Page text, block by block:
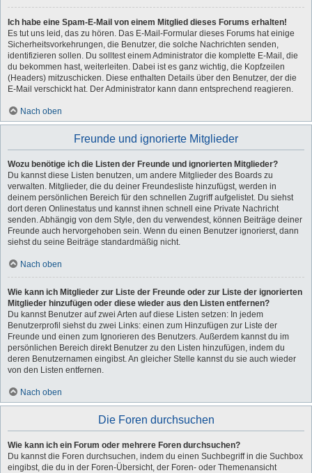
Ich habe eine Spam-E-Mail von einem Mitglied dieses Forums erhalten!
Es tut uns leid, das zu hören. Das E-Mail-Formular dieses Forums hat einige
Sicherheitsvorkehrungen, die Benutzer, die solche Nachrichten senden,
identifizieren sollen. Du solltest einem Administrator die komplette E-Mail, die
du bekommen hast, weiterleiten. Dabei ist es ganz wichtig, die Kopfzeilen
(Headers) mitzuschicken. Diese enthalten Details über den Benutzer, der die
E-Mail verschickt hat. Der Administrator kann dann entsprechend reagieren.
Nach oben
Freunde und ignorierte Mitglieder
Wozu benötige ich die Listen der Freunde und ignorierten Mitglieder?
Du kannst diese Listen benutzen, um andere Mitglieder des Boards zu
verwalten. Mitglieder, die du deiner Freundesliste hinzufügst, werden in
deinem persönlichen Bereich für den schnellen Zugriff aufgelistet. Du siehst
dort deren Onlinestatus und kannst ihnen schnell eine Private Nachricht
senden. Abhängig von dem Style, den du verwendest, können Beiträge deiner
Freunde auch hervorgehoben sein. Wenn du einen Benutzer ignorierst, dann
siehst du seine Beiträge standardmäßig nicht.
Nach oben
Wie kann ich Mitglieder zur Liste der Freunde oder zur Liste der ignorierten
Mitglieder hinzufügen oder diese wieder aus den Listen entfernen?
Du kannst Benutzer auf zwei Arten auf diese Listen setzen: In jedem
Benutzerprofil siehst du zwei Links: einen zum Hinzufügen zur Liste der
Freunde und einen zum Ignorieren des Benutzers. Außerdem kannst du im
persönlichen Bereich direkt Benutzer zu den Listen hinzufügen, indem du
deren Benutzernamen eingibst. An gleicher Stelle kannst du sie auch wieder
von den Listen entfernen.
Nach oben
Die Foren durchsuchen
Wie kann ich ein Forum oder mehrere Foren durchsuchen?
Du kannst die Foren durchsuchen, indem du einen Suchbegriff in die Suchbox
eingibst, die du in der Foren-Übersicht, der Foren- oder Themenansicht